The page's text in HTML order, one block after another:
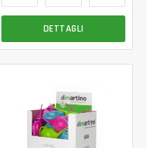
DETTAGLI